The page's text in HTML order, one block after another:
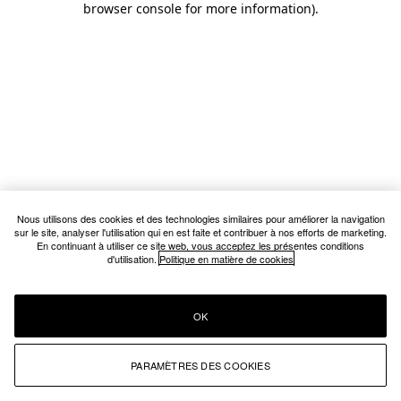
browser console for more information).
Nous utilisons des cookies et des technologies similaires pour améliorer la navigation
sur le site, analyser l'utilisation qui en est faite et contribuer à nos efforts de marketing.
En continuant à utiliser ce site web, vous acceptez les présentes conditions
d'utilisation. Politique en matière de cookies
PARAMÈTRES DES COOKIES
OK